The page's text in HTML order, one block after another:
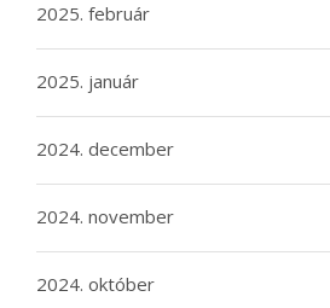
2025. február
2025. január
2024. december
2024. november
2024. október